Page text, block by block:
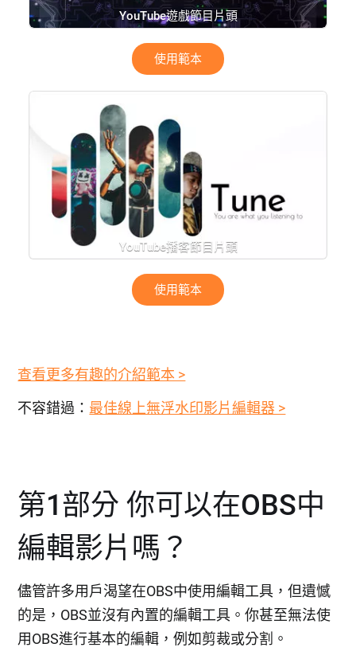
YouTube遊戲節目片頭
使用範本
YouTube播客節目片頭
使用範本
查看更多有趣的介紹範本 >
不容錯過： 最佳線上無浮水印影片編輯器 >
第1部分 你可以在OBS中
編輯影片嗎？
儘管許多用戶渴望在OBS中使用編輯工具，但遺憾
的是，OBS並沒有內置的編輯工具。你甚至無法使
用OBS進行基本的編輯，例如剪裁或分割。